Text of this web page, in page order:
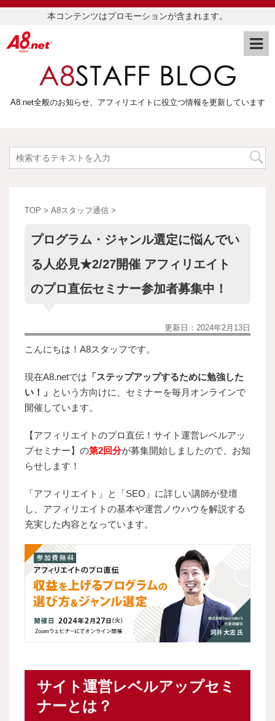
本コンテンツはプロモーションが含まれます。
A8.net全般のお知らせ、アフィリエイトに役立つ情報を更新しています
TOP > A8スタッフ通信 >
プログラム・ジャンル選定に悩んでい
る人必見★2/27開催 アフィリエイト
のプロ直伝セミナー参加者募集中！
更新日： 2024年2月13日
こんにちは！A8スタッフです。
現在A8.netでは 「ステップアップするために勉強した
い！」 という方向けに、セミナーを毎月オンラインで
開催しています。
【アフィリエイトのプロ直伝！サイト運営レベルアッ
プセミナー】の第2回分が募集開始しましたので、お知
らせします！
「アフィリエイト」と「SEO」に詳しい講師が登壇
し、アフィリエイトの基本や運営ノウハウを解説する
充実した内容となっています。
サイト運営レベルアップセミ
ナーとは？